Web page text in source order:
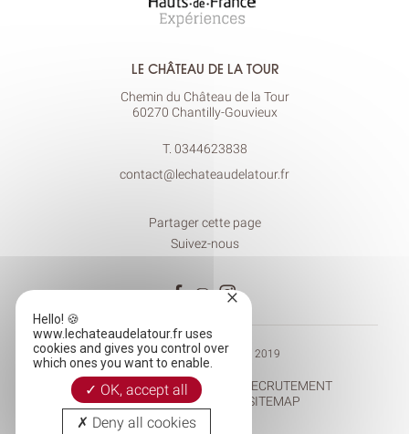
LE CHÂTEAU DE LA TOUR
Chemin du Château de la Tour
60270 Chantilly-Gouvieux
T. 0344623838
contact@lechateaudelatour.fr
Partager cette page
Suivez-nous
© CHÂTEAU DE LA TOUR 2019
DEVENIR AMBASSADEUR
RECRUTEMENT
MENTIONS LÉGALES
SITEMAP
×
Hello! 🍪
www.lechateaudelatour.fr uses
cookies and gives you control over
which ones you want to enable.
OK, accept all
Deny all cookies